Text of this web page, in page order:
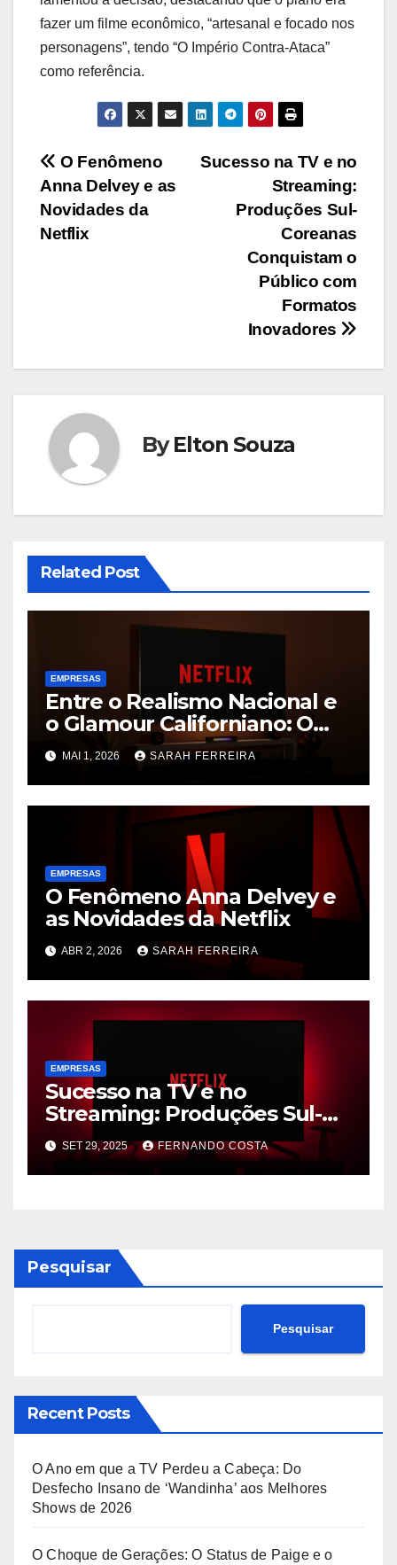
fazer um filme econômico, “artesanal e focado nos
personagens”, tendo “O Império Contra-Ataca”
como referência.
Navegação
de
artigos
Sucesso na TV e no
Streaming:
Produções Sul-
Coreanas
Conquistam o
Público com
Formatos
Inovadores
О Fenômeno
Anna Delvey e as
Novidades da
Netflix
ByElton Souza
Related Post
EMPRESAS
Entre o Realismo Nacional e
o Glamour Californiano: O
Que Vai Prender Sua
Atenção na Netflix
MAI 1, 2026 SARAH FERREIRA
EMPRESAS
О Fenômeno Anna Delvey e
as Novidades da Netflix
ABR 2, 2026 SARAH FERREIRA
EMPRESAS
Sucesso na TV e no
Streaming: Produções Sul-
Coreanas Conquistam o
Público com Formatos
Inovadores
SET 29, 2025 FERNANDO COSTA
Pesquisar
Pesquisar
Recent Posts
O Ano em que a TV Perdeu a Cabeça: Do
Desfecho Insano de ‘Wandinha’ aos Melhores
Shows de 2026
O Choque de Gerações: O Status de Paige e o